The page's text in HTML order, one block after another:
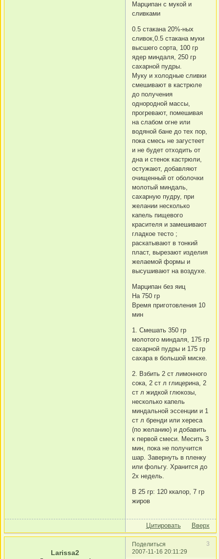
Марципан с мукой и
сливками
0.5 стакана 20%-ных
сливок,0.5 стакана муки
высшего сорта, 100 гр
ядер миндаля, 250 гр
сахарной пудры.
Муку и холодные сливки
смешивают в кастрюле
до получения
однородной массы,
прогревают, помешивая
на слабом огне или
водяной бане до тех пор,
пока смесь не загустеет
и не будет отходить от
дна и стенок кастрюли,
остужают, добавляют
очищенный от оболочки
молотый миндаль,
сахарную пудру, при
желании несколько
капель пищевого
красителя и замешивают
гладкое тесто ;
раскатывают в тонкий
пласт, вырезают изделия
желаемой формы и
высушивают на воздухе.
Марципан без яиц
На 750 гр
Время приготовления 10
мин
1. Смешать 350 гр
молотого миндаля, 175 гр
сахарной пудры и 175 гр
сахара в большой миске.
2. Взбить 2 ст лимонного
сока, 2 ст л глицерина, 2
ст л жидкой глюкозы,
несколько капель
миндальной эссенции и 1
ст л бренди или хереса
(по желанию) и добавить
к первой смеси. Месить 3
мин, пока не получится
шар. Завернуть в пленку
или фольгу. Хранится до
2х недель.
В 25 гр: 120 ккалор, 7 гр
жиров
Цитировать Вверх
Поделиться
3
2007-11-16 20:11:29
Larissa2